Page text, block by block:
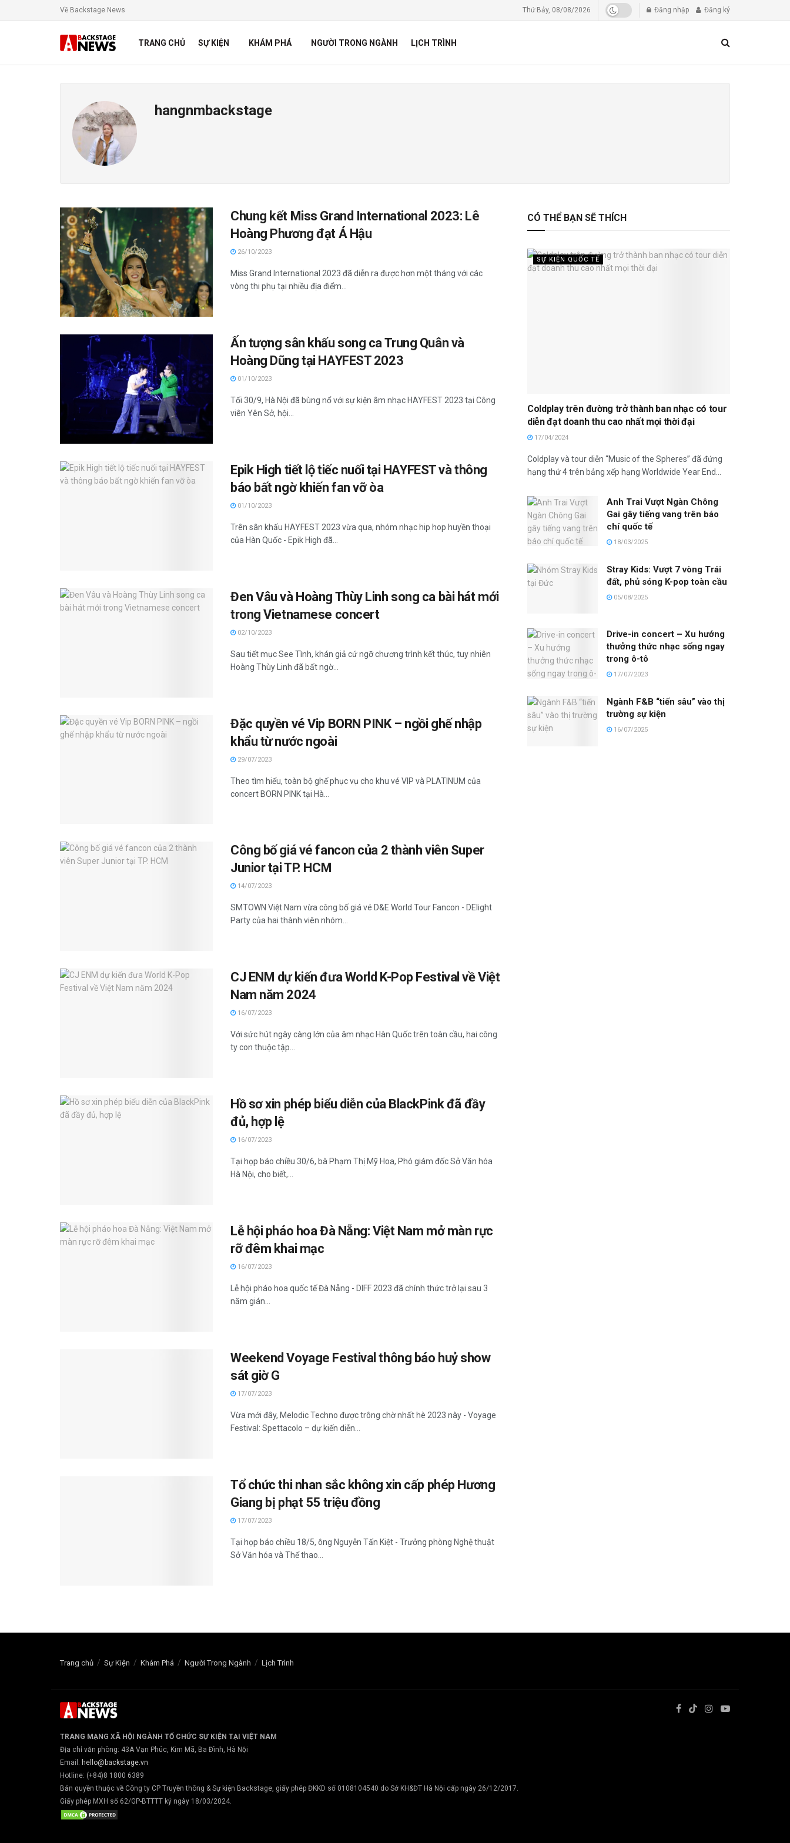
Về Backstage News Thứ Bảy, 08/08/2026 Đăng nhập Đăng ký
TRANG CHỦ SỰ KIỆN KHÁM PHÁ NGƯỜI TRONG NGÀNH LỊCH TRÌNH
hangnmbackstage
Chung kết Miss Grand International 2023: Lê
Hoàng Phương đạt Á Hậu
26/10/2023
Miss Grand International 2023 đã diễn ra được hơn một tháng với các
vòng thi phụ tại nhiều địa điểm...
Ấn tượng sân khấu song ca Trung Quân và
Hoàng Dũng tại HAYFEST 2023
01/10/2023
Tối 30/9, Hà Nội đã bùng nổ với sự kiện âm nhạc HAYFEST 2023 tại Công
viên Yên Sở, hội...
Epik High tiết lộ tiếc nuối tại HAYFEST và thông
báo bất ngờ khiến fan vỡ òa
01/10/2023
Trên sân khấu HAYFEST 2023 vừa qua, nhóm nhạc hip hop huyền thoại
của Hàn Quốc - Epik High đã...
Đen Vâu và Hoàng Thùy Linh song ca bài hát mới
trong Vietnamese concert
02/10/2023
Sau tiết mục See Tình, khán giả cứ ngỡ chương trình kết thúc, tuy nhiên
Hoàng Thùy Linh đã bất ngờ...
Đặc quyền vé Vip BORN PINK – ngồi ghế nhập
khẩu từ nước ngoài
29/07/2023
Theo tìm hiểu, toàn bộ ghế phục vụ cho khu vé VIP và PLATINUM của
concert BORN PINK tại Hà...
Công bố giá vé fancon của 2 thành viên Super
Junior tại TP. HCM
14/07/2023
SMTOWN Việt Nam vừa công bố giá vé D&E World Tour Fancon - DElight
Party của hai thành viên nhóm...
CJ ENM dự kiến đưa World K-Pop Festival về Việt
Nam năm 2024
16/07/2023
Với sức hút ngày càng lớn của âm nhạc Hàn Quốc trên toàn cầu, hai công
ty con thuộc tập...
Hồ sơ xin phép biểu diễn của BlackPink đã đầy
đủ, hợp lệ
16/07/2023
Tại họp báo chiều 30/6, bà Phạm Thị Mỹ Hoa, Phó giám đốc Sở Văn hóa
Hà Nội, cho biết,...
Lễ hội pháo hoa Đà Nẵng: Việt Nam mở màn rực
rỡ đêm khai mạc
16/07/2023
Lễ hội pháo hoa quốc tế Đà Nẵng - DIFF 2023 đã chính thức trở lại sau 3
năm gián...
Weekend Voyage Festival thông báo huỷ show
sát giờ G
17/07/2023
Vừa mới đây, Melodic Techno được trông chờ nhất hè 2023 này - Voyage
Festival: Spettacolo – dự kiến diễn...
Tổ chức thi nhan sắc không xin cấp phép Hương
Giang bị phạt 55 triệu đồng
17/07/2023
Tại họp báo chiều 18/5, ông Nguyễn Tấn Kiệt - Trưởng phòng Nghệ thuật
Sở Văn hóa và Thể thao...
CÓ THỂ BẠN SẼ THÍCH
SỰ KIỆN QUỐC TẾ
Coldplay trên đường trở thành ban nhạc có tour
diễn đạt doanh thu cao nhất mọi thời đại
17/04/2024
Coldplay và tour diễn “Music of the Spheres” đã đứng
hạng thứ 4 trên bảng xếp hạng Worldwide Year End...
Anh Trai Vượt Ngàn Chông
Gai gây tiếng vang trên báo
chí quốc tế
18/03/2025
Stray Kids: Vượt 7 vòng Trái
đất, phủ sóng K-pop toàn cầu
05/08/2025
Drive-in concert – Xu hướng
thưởng thức nhạc sống ngay
trong ô-tô
17/07/2023
Ngành F&B “tiến sâu” vào thị
trường sự kiện
16/07/2025
Trang chủ Sự Kiện Khám Phá Người Trong Ngành Lịch Trình
TRANG MẠNG XÃ HỘI NGÀNH TỔ CHỨC SỰ KIỆN TẠI VIỆT NAM
Địa chỉ văn phòng: 43A Vạn Phúc, Kim Mã, Ba Đình, Hà Nội
Email: hello@backstage.vn
Hotline: (+84)8 1800 6389
Bản quyền thuộc về Công ty CP Truyền thông & Sự kiện Backstage, giấy phép ĐKKD số 0108104540 do Sở KH&ĐT Hà Nội cấp ngày 26/12/2017.
Giấy phép MXH số 62/GP-BTTTT ký ngày 18/03/2024.